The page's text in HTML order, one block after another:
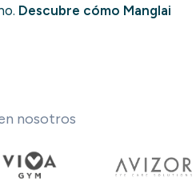
Descubre cómo Manglai
nosotros